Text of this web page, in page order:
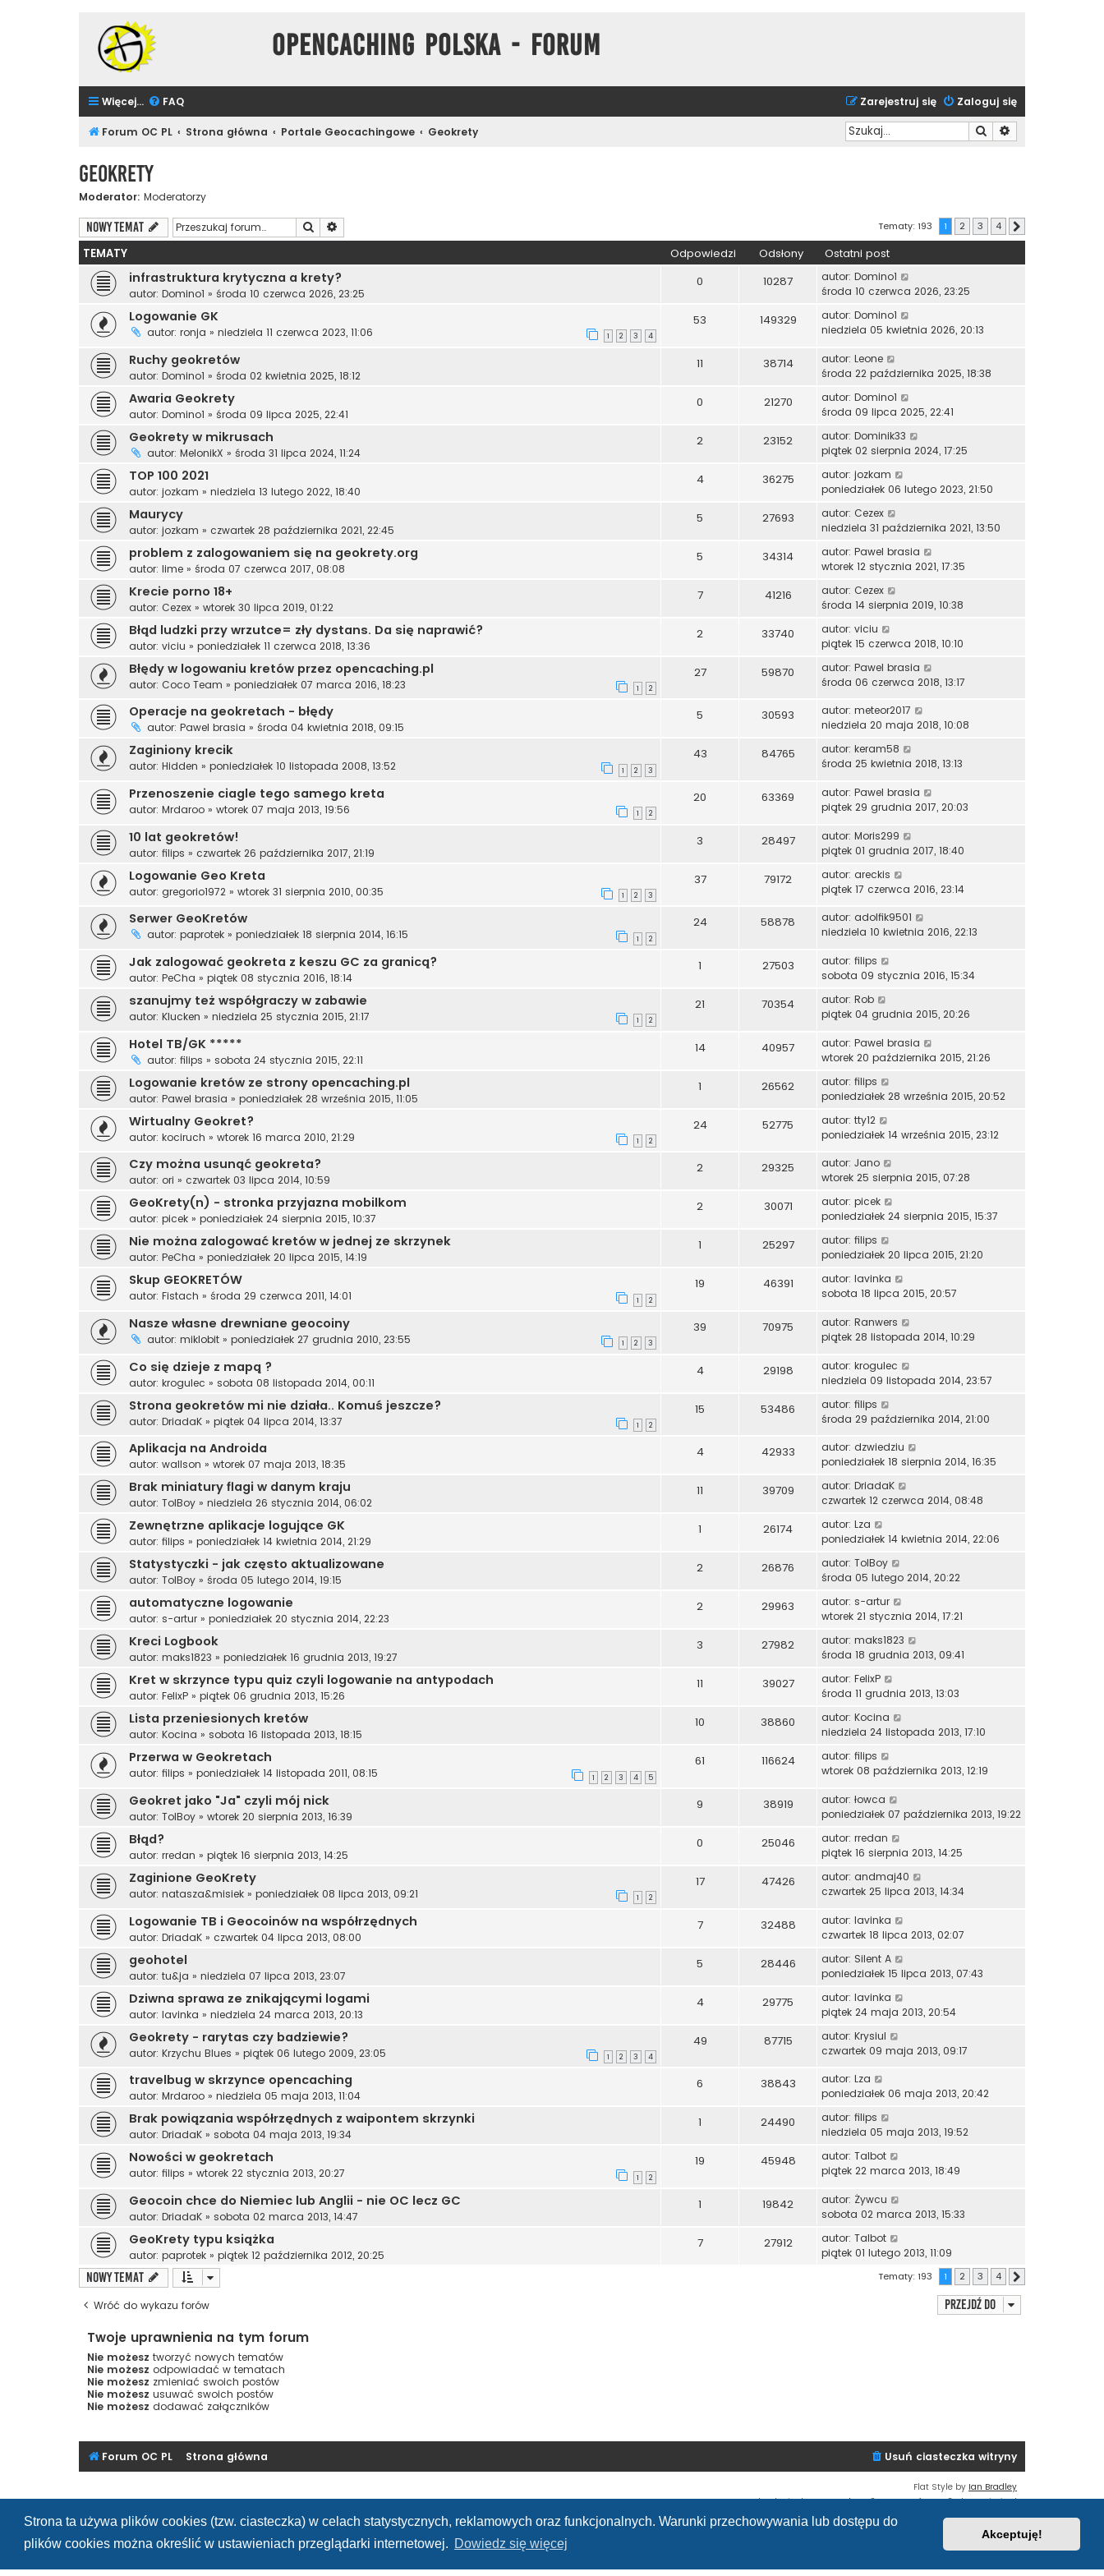
Strona ta używa plików cookies (tzw. ciasteczka) w celach statystycznych, reklamowych oraz funkcjonalnych. Warunki przechowywania lub dostępu do
plików cookies można określić w ustawieniach przeglądarki internetowej. Dowiedz się więcej
Akceptuję!
Opencaching Polska - Forum
Więcej… FAQ Zaloguj się
Zarejestruj się
Forum OC PL Strona główna Portale Geocachingowe Geokrety Szukaj
Geokrety
Moderator: Moderatorzy
NOWY TEMAT Szukaj Tematy: 193 1 2 3 4
TEMATY Odpowiedzi Odsłony Ostatni post
infrastruktura krytyczna a krety?
autor: Domino1 » środa 10 czerwca 2026, 23:25
0 10287 autor: Domino1
środa 10 czerwca 2026, 23:25
Logowanie GK
autor: ronja » niedziela 11 czerwca 2023, 11:06 1 2 3 4
53 149329 autor: Domino1
niedziela 05 kwietnia 2026, 20:13
Ruchy geokretów
autor: Domino1 » środa 02 kwietnia 2025, 18:12
11 38714 autor: Leone
środa 22 października 2025, 18:38
Awaria Geokrety
autor: Domino1 » środa 09 lipca 2025, 22:41
0 21270 autor: Domino1
środa 09 lipca 2025, 22:41
Geokrety w mikrusach
autor: MelonikX » środa 31 lipca 2024, 11:24
2 23152 autor: Dominik33
piątek 02 sierpnia 2024, 17:25
TOP 100 2021
autor: jozkam » niedziela 13 lutego 2022, 18:40
4 36275 autor: jozkam
poniedziałek 06 lutego 2023, 21:50
Maurycy
autor: jozkam » czwartek 28 października 2021, 22:45
5 27693 autor: Cezex
niedziela 31 października 2021, 13:50
problem z zalogowaniem się na geokrety.org
autor: lime » środa 07 czerwca 2017, 08:08
5 34314 autor: Pawel brasia
wtorek 12 stycznia 2021, 17:35
Krecie porno 18+
autor: Cezex » wtorek 30 lipca 2019, 01:22
7 41216 autor: Cezex
środa 14 sierpnia 2019, 10:38
Błąd ludzki przy wrzutce= zły dystans. Da się naprawić?
autor: viciu » poniedziałek 11 czerwca 2018, 13:36
2 33740 autor: viciu
piątek 15 czerwca 2018, 10:10
Błędy w logowaniu kretów przez opencaching.pl
autor: Coco Team » poniedziałek 07 marca 2016, 18:23 1 2
27 59870 autor: Pawel brasia
środa 06 czerwca 2018, 13:17
Operacje na geokretach - błędy
autor: Pawel brasia » środa 04 kwietnia 2018, 09:15
5 30593 autor: meteor2017
niedziela 20 maja 2018, 10:08
Zaginiony krecik
autor: Hidden » poniedziałek 10 listopada 2008, 13:52 1 2 3
43 84765 autor: keram58
środa 25 kwietnia 2018, 13:13
Przenoszenie ciagle tego samego kreta
autor: Mrdaroo » wtorek 07 maja 2013, 19:56 1 2
20 63369 autor: Pawel brasia
piątek 29 grudnia 2017, 20:03
10 lat geokretów!
autor: filips » czwartek 26 października 2017, 21:19
3 28497 autor: Moris299
piątek 01 grudnia 2017, 18:40
Logowanie Geo Kreta
autor: gregorio1972 » wtorek 31 sierpnia 2010, 00:35 1 2 3
37 79172 autor: areckis
piątek 17 czerwca 2016, 23:14
Serwer GeoKretów
autor: paprotek » poniedziałek 18 sierpnia 2014, 16:15 1 2
24 58878 autor: adolfik9501
niedziela 10 kwietnia 2016, 22:13
Jak zalogować geokreta z keszu GC za granicą?
autor: PeCha » piątek 08 stycznia 2016, 18:14
1 27503 autor: filips
sobota 09 stycznia 2016, 15:34
szanujmy też współgraczy w zabawie
autor: Klucken » niedziela 25 stycznia 2015, 21:17 1 2
21 70354 autor: Rob
piątek 04 grudnia 2015, 20:26
Hotel TB/GK *****
autor: filips » sobota 24 stycznia 2015, 22:11
14 40957 autor: Pawel brasia
wtorek 20 października 2015, 21:26
Logowanie kretów ze strony opencaching.pl
autor: Pawel brasia » poniedziałek 28 września 2015, 11:05
1 26562 autor: filips
poniedziałek 28 września 2015, 20:52
Wirtualny Geokret?
autor: kociruch » wtorek 16 marca 2010, 21:29 1 2
24 52775 autor: tty12
poniedziałek 14 września 2015, 23:12
Czy można usunąć geokreta?
autor: ori » czwartek 03 lipca 2014, 10:59
2 29325 autor: Jano
wtorek 25 sierpnia 2015, 07:28
GeoKrety(n) - stronka przyjazna mobilkom
autor: picek » poniedziałek 24 sierpnia 2015, 10:37
2 30071 autor: picek
poniedziałek 24 sierpnia 2015, 15:37
Nie można zalogować kretów w jednej ze skrzynek
autor: PeCha » poniedziałek 20 lipca 2015, 14:19
1 25297 autor: filips
poniedziałek 20 lipca 2015, 21:20
Skup GEOKRETÓW
autor: Fistach » środa 29 czerwca 2011, 14:01 1 2
19 46391 autor: lavinka
sobota 18 lipca 2015, 20:57
Nasze własne drewniane geocoiny
autor: miklobit » poniedziałek 27 grudnia 2010, 23:55 1 2 3
39 70975 autor: Ranwers
piątek 28 listopada 2014, 10:29
Co się dzieje z mapą ?
autor: krogulec » sobota 08 listopada 2014, 00:11
4 29198 autor: krogulec
niedziela 09 listopada 2014, 23:57
Strona geokretów mi nie działa.. Komuś jeszcze?
autor: DriadaK » piątek 04 lipca 2014, 13:37 1 2
15 53486 autor: filips
środa 29 października 2014, 21:00
Aplikacja na Androida
autor: wallson » wtorek 07 maja 2013, 18:35
4 42933 autor: dzwiedziu
poniedziałek 18 sierpnia 2014, 16:35
Brak miniatury flagi w danym kraju
autor: TolBoy » niedziela 26 stycznia 2014, 06:02
11 39709 autor: DriadaK
czwartek 12 czerwca 2014, 08:48
Zewnętrzne aplikacje logujące GK
autor: filips » poniedziałek 14 kwietnia 2014, 21:29
1 26174 autor: Lza
poniedziałek 14 kwietnia 2014, 22:06
Statystyczki - jak często aktualizowane
autor: TolBoy » środa 05 lutego 2014, 19:15
2 26876 autor: TolBoy
środa 05 lutego 2014, 20:22
automatyczne logowanie
autor: s-artur » poniedziałek 20 stycznia 2014, 22:23
2 29963 autor: s-artur
wtorek 21 stycznia 2014, 17:21
Kreci Logbook
autor: maks1823 » poniedziałek 16 grudnia 2013, 19:27
3 27982 autor: maks1823
środa 18 grudnia 2013, 09:41
Kret w skrzynce typu quiz czyli logowanie na antypodach
autor: FelixP » piątek 06 grudnia 2013, 15:26
11 39027 autor: FelixP
środa 11 grudnia 2013, 13:03
Lista przeniesionych kretów
autor: Kocina » sobota 16 listopada 2013, 18:15
10 38860 autor: Kocina
niedziela 24 listopada 2013, 17:10
Przerwa w Geokretach
autor: filips » poniedziałek 14 listopada 2011, 08:15 1 2 3 4 5
61 116624 autor: filips
wtorek 08 października 2013, 12:19
Geokret jako "Ja" czyli mój nick
autor: TolBoy » wtorek 20 sierpnia 2013, 16:39
9 38919 autor: łowca
poniedziałek 07 października 2013, 19:22
Błąd?
autor: rredan » piątek 16 sierpnia 2013, 14:25
0 25046 autor: rredan
piątek 16 sierpnia 2013, 14:25
Zaginione GeoKrety
autor: natasza&misiek » poniedziałek 08 lipca 2013, 09:21 1 2
17 47426 autor: andmaj40
czwartek 25 lipca 2013, 14:34
Logowanie TB i Geocoinów na współrzędnych
autor: DriadaK » czwartek 04 lipca 2013, 08:00
7 32488 autor: lavinka
czwartek 18 lipca 2013, 02:07
geohotel
autor: tu&ja » niedziela 07 lipca 2013, 23:07
5 28446 autor: Silent A
poniedziałek 15 lipca 2013, 07:43
Dziwna sprawa ze znikającymi logami
autor: lavinka » niedziela 24 marca 2013, 20:13
4 29775 autor: lavinka
piątek 24 maja 2013, 20:54
Geokrety - rarytas czy badziewie?
autor: Krzychu Blues » piątek 06 lutego 2009, 23:05 1 2 3 4
49 87715 autor: Krysiul
czwartek 09 maja 2013, 09:17
travelbug w skrzynce opencaching
autor: Mrdaroo » niedziela 05 maja 2013, 11:04
6 38843 autor: Lza
poniedziałek 06 maja 2013, 20:42
Brak powiązania współrzędnych z waipontem skrzynki
autor: DriadaK » sobota 04 maja 2013, 19:34
1 24490 autor: filips
niedziela 05 maja 2013, 19:52
Nowości w geokretach
autor: filips » wtorek 22 stycznia 2013, 20:27 1 2
19 45948 autor: Talbot
piątek 22 marca 2013, 18:49
Geocoin chce do Niemiec lub Anglii - nie OC lecz GC
autor: DriadaK » sobota 02 marca 2013, 14:47
1 19842 autor: Żywcu
sobota 02 marca 2013, 15:33
GeoKrety typu książka
autor: paprotek » piątek 12 października 2012, 20:25
7 27912 autor: Talbot
piątek 01 lutego 2013, 11:09
NOWY TEMAT Tematy: 193 1 2 3 4
Wróć do wykazu forów Przejdź do
Twoje uprawnienia na tym forum
Nie możesz tworzyć nowych tematów
Nie możesz odpowiadać w tematach
Nie możesz zmieniać swoich postów
Nie możesz usuwać swoich postów
Nie możesz dodawać załączników
Forum OC PL Strona główna Usuń ciasteczka witryny
Flat Style by Ian Bradley
Technologię dostarczaphpBB® Forum Software © phpBB Limited
Polski pakiet językowy dostarczaphpBB.pl
Zasady ochrony danych osobowych
Regulamin